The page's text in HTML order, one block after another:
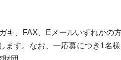
、FAX、Eメールいずれかの
す。なお、一応募につき1名様